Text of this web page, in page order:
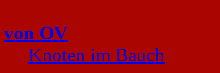
von OV
Knoten im Bauch